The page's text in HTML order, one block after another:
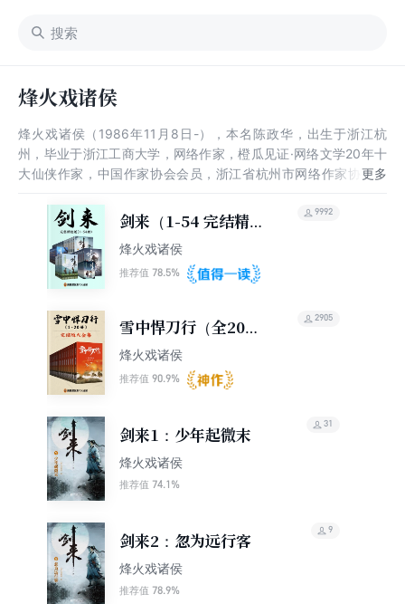
烽火戏诸侯
烽火戏诸侯（1986年11月8日-），本名陈政华，出生于浙江杭
州，毕业于浙江工商大学，网络作家，橙瓜见证·网络文学20年十
大仙侠作家，中国作家协会会员，浙江省杭州市网络作家协会主
幻，尤善以细节动人心，主要作品有《极品公子》《雪中悍刀行》
剑来（1-54 完结精校
版）
烽火戏诸侯
推荐值 78.5%
9992
雪中悍刀行（全20册
｜同名电视剧原著）
烽火戏诸侯
推荐值 90.9%
2905
剑来1：少年起微末
烽火戏诸侯
推荐值 74.1%
31
剑来2：忽为远行客
烽火戏诸侯
推荐值 78.9%
9